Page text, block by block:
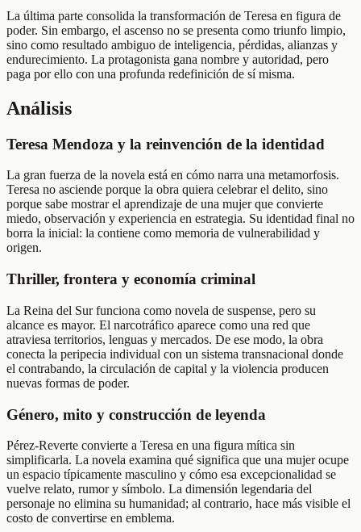
La última parte consolida la transformación de Teresa en figura de
poder. Sin embargo, el ascenso no se presenta como triunfo limpio,
sino como resultado ambiguo de inteligencia, pérdidas, alianzas y
endurecimiento. La protagonista gana nombre y autoridad, pero
paga por ello con una profunda redefinición de sí misma.
Análisis
Teresa Mendoza y la reinvención de la identidad
La gran fuerza de la novela está en cómo narra una metamorfosis.
Teresa no asciende porque la obra quiera celebrar el delito, sino
porque sabe mostrar el aprendizaje de una mujer que convierte
miedo, observación y experiencia en estrategia. Su identidad final no
borra la inicial: la contiene como memoria de vulnerabilidad y
origen.
Thriller, frontera y economía criminal
La Reina del Sur funciona como novela de suspense, pero su
alcance es mayor. El narcotráfico aparece como una red que
atraviesa territorios, lenguas y mercados. De ese modo, la obra
conecta la peripecia individual con un sistema transnacional donde
el contrabando, la circulación de capital y la violencia producen
nuevas formas de poder.
Género, mito y construcción de leyenda
Pérez-Reverte convierte a Teresa en una figura mítica sin
simplificarla. La novela examina qué significa que una mujer ocupe
un espacio típicamente masculino y cómo esa excepcionalidad se
vuelve relato, rumor y símbolo. La dimensión legendaria del
personaje no elimina su humanidad; al contrario, hace más visible el
costo de convertirse en emblema.